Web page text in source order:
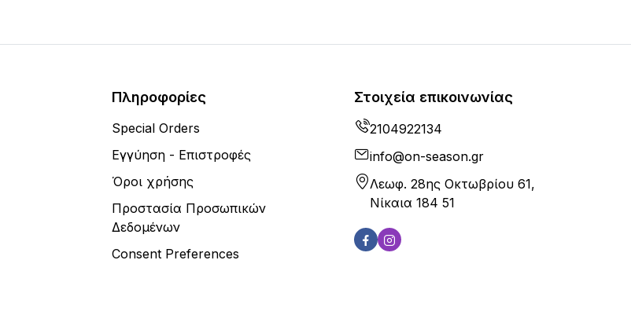
Στοιχεία επικοινωνίας
2104922134
info@on-season.gr
Λεωφ. 28ης Οκτωβρίου 61,
Νίκαια 184 51
Πληροφορίες
Special Orders
Εγγύηση - Επιστροφές
Όροι χρήσης
Προστασία Προσωπικών
Δεδομένων
Consent Preferences